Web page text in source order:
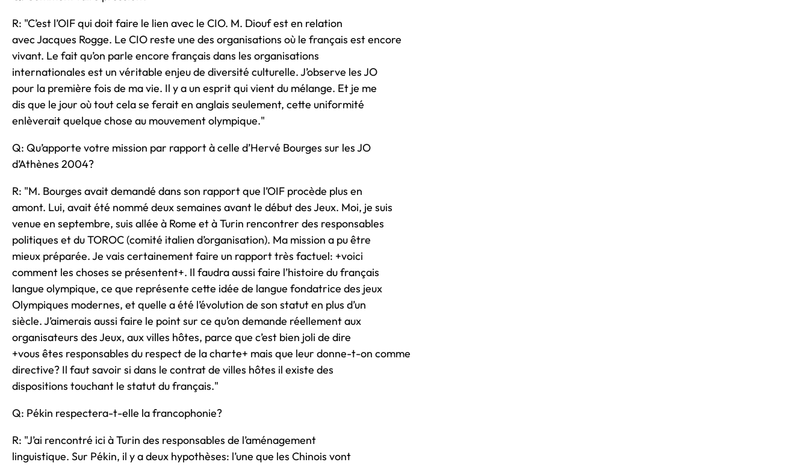
R: "C’est l’OIF qui doit faire le lien avec le CIO. M. Diouf est en relation
avec Jacques Rogge. Le CIO reste une des organisations où le français est encore
vivant. Le fait qu’on parle encore français dans les organisations
internationales est un véritable enjeu de diversité culturelle. J’observe les JO
pour la première fois de ma vie. Il y a un esprit qui vient du mélange. Et je me
dis que le jour où tout cela se ferait en anglais seulement, cette uniformité
enlèverait quelque chose au mouvement olympique."
Q: Qu’apporte votre mission par rapport à celle d’Hervé Bourges sur les JO
d’Athènes 2004?
R: "M. Bourges avait demandé dans son rapport que l’OIF procède plus en
amont. Lui, avait été nommé deux semaines avant le début des Jeux. Moi, je suis
venue en septembre, suis allée à Rome et à Turin rencontrer des responsables
politiques et du TOROC (comité italien d’organisation). Ma mission a pu être
mieux préparée. Je vais certainement faire un rapport très factuel: +voici
comment les choses se présentent+. Il faudra aussi faire l’histoire du français
langue olympique, ce que représente cette idée de langue fondatrice des jeux
Olympiques modernes, et quelle a été l’évolution de son statut en plus d’un
siècle. J’aimerais aussi faire le point sur ce qu’on demande réellement aux
organisateurs des Jeux, aux villes hôtes, parce que c’est bien joli de dire
+vous êtes responsables du respect de la charte+ mais que leur donne-t-on comme
directive? Il faut savoir si dans le contrat de villes hôtes il existe des
dispositions touchant le statut du français."
Q: Pékin respectera-t-elle la francophonie?
R: "J’ai rencontré ici à Turin des responsables de l’aménagement
linguistique. Sur Pékin, il y a deux hypothèses: l’une que les Chinois vont